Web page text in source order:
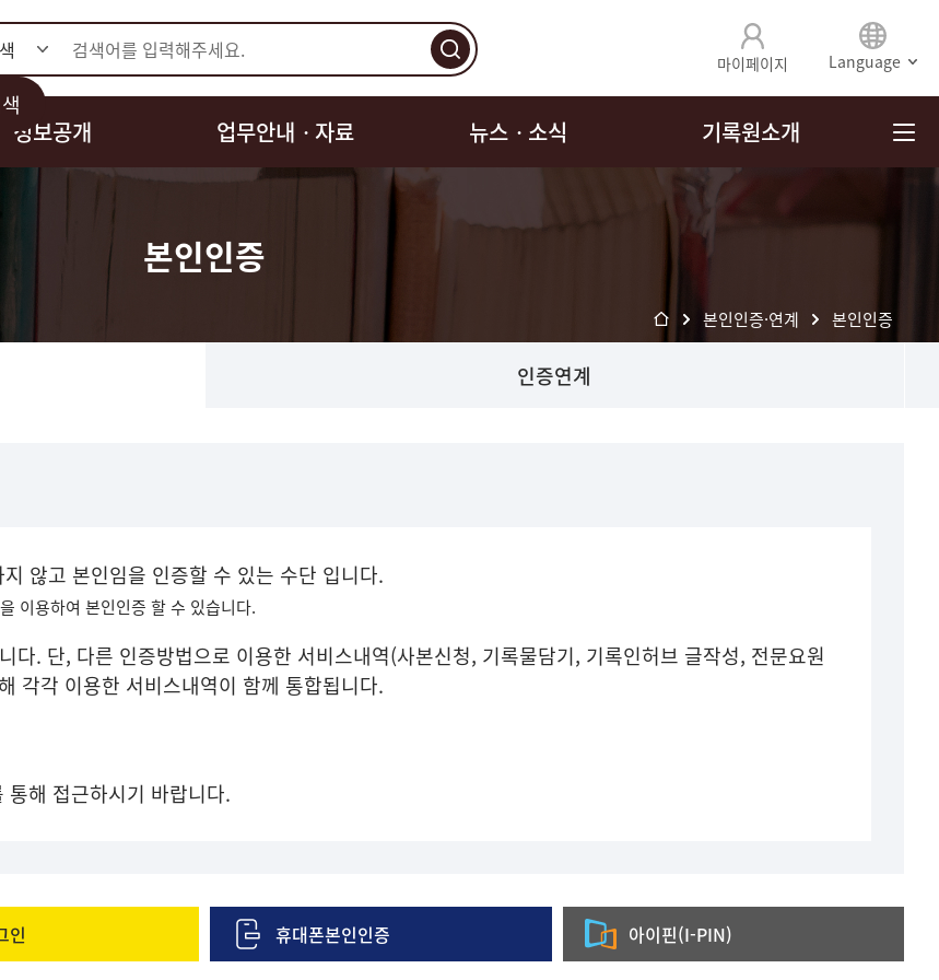
마이페이지 Language
정보공개 업무안내ㆍ자료 뉴스ㆍ소식 기록원소개
본인인증
본인인증·연계 본인인증
인증연계
않고 본인임을 인증할 수 있는 수단 입니다.
이용하여 본인인증 할 수 있습니다.
다. 단, 다른 인증방법으로 이용한 서비스내역(사본신청, 기록물담기, 기록인허브 글작성, 전문요원
각각 이용한 서비스내역이 함께 통합됩니다.
해 접근하시기 바랍니다.
인 휴대폰본인인증 아이핀(I-PIN)